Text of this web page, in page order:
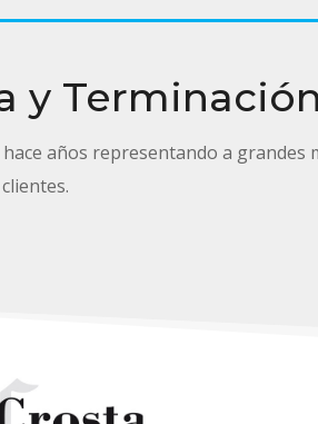
y
años representando a grandes